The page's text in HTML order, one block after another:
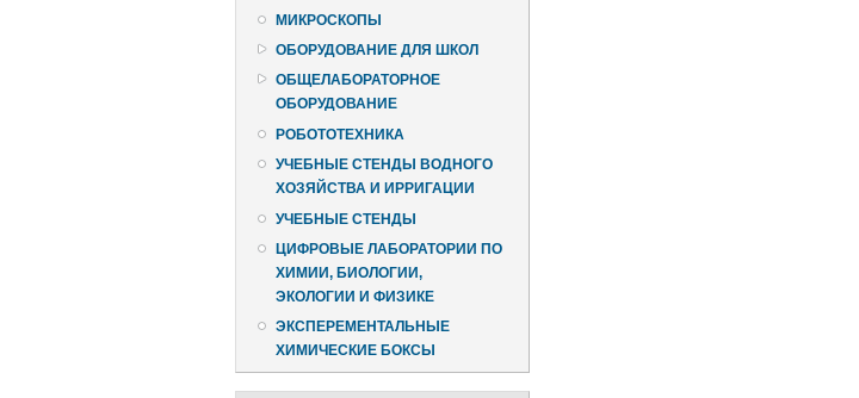
МИКРОСКОПЫ
ОБОРУДОВАНИЕ ДЛЯ ШКОЛ
ОБЩЕЛАБОРАТОРНОЕ
ОБОРУДОВАНИЕ
РОБОТОТЕХНИКА
УЧЕБНЫЕ СТЕНДЫ ВОДНОГО
ХОЗЯЙСТВА И ИРРИГАЦИИ
УЧЕБНЫЕ СТЕНДЫ
ЦИФРОВЫЕ ЛАБОРАТОРИИ ПО
ХИМИИ, БИОЛОГИИ,
ЭКОЛОГИИ И ФИЗИКЕ
ЭКСПЕРЕМЕНТАЛЬНЫЕ
ХИМИЧЕСКИЕ БОКСЫ